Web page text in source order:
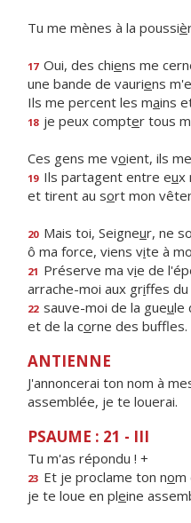
Tu me mènes à la poussiè
17 Oui, des chiens me
une bande de vauriens
Ils me percent les mains
18 je peux compter tous
Ces gens me voient, ils
19 Ils partagent entre eux
et tirent au sort mon
20 Mais toi, Seigneur, ne
ô ma force, viens vite à
21 Préserve ma vie de
arrache-moi aux griffes du
22 sauve-moi de la gueule
et de la corne des buffles.
ANTIENNE
J'annoncerai ton nom à
assemblée, je te louerai.
PSAUME : 21 - III
Tu m'as répondu ! +
23 Et je proclame ton nom
je te loue en pleine